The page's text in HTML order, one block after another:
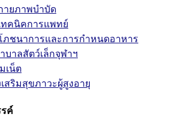
ายภาพบำบัด
ทคนิคการแพทย์
ภชนาการและการกำหนดอาหาร
บาลสัตว์เล็กจุฬาฯ
เน็ต
สริมสุขภาวะผู้สูงอายุ
ค์